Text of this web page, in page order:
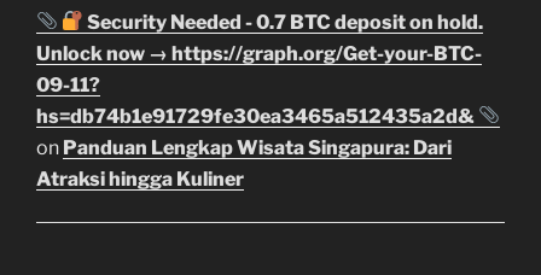
Security Needed - 0.7 BTC deposit on hold.
Unlock now → https://graph.org/Get-your-BTC-
09-11?
hs=db74b1e91729fe30ea3465a512435a2d&
on Panduan Lengkap Wisata Singapura: Dari
Atraksi hingga Kuliner